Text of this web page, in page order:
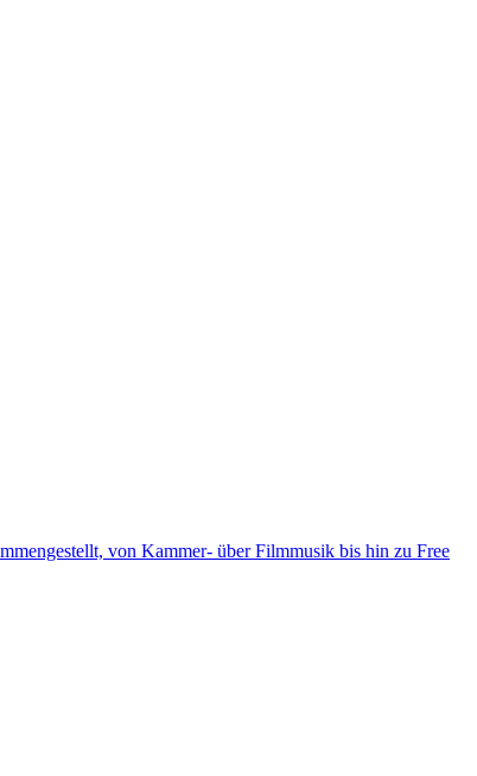
von Kammer- über Filmmusik bis hin zu Free